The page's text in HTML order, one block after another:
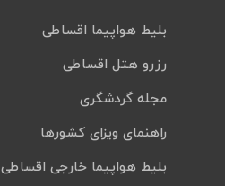
بلیط هواپیما اقساطی
رزرو هتل اقساطی
مجله گردشگری
راهنمای ویزای کشورها
بلیط هواپیما خارجی اقساطی